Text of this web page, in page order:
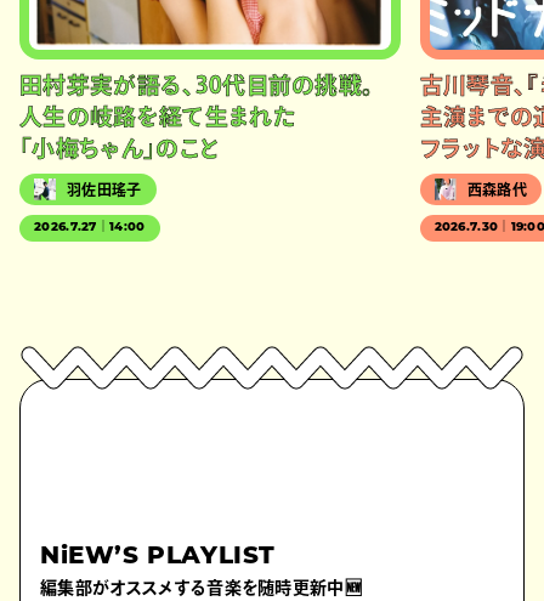
田村芽実が語る、30代目前の挑戦。
人生の岐路を経て生まれた
「小梅ちゃん」のこと
羽佐田瑤子
2026.7.27｜14:00
古川琴音、
主演までの
フラットな
西森路代
2026.7.30｜
NiEW’S PLAYLIST
編集部がオススメする音楽を随時更新中🆕